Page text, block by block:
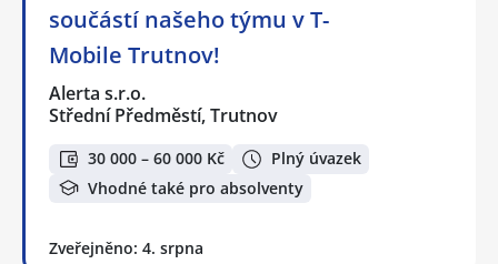
součástí našeho týmu v T-
Mobile Trutnov!
Alerta s.r.o.
Střední Předměstí, Trutnov
30 000 – 60 000 Kč
Plný úvazek
Vhodné také pro absolventy
Zveřejněno: 4. srpna